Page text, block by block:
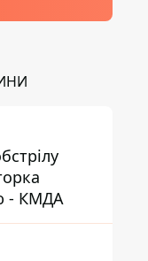
- КМДА